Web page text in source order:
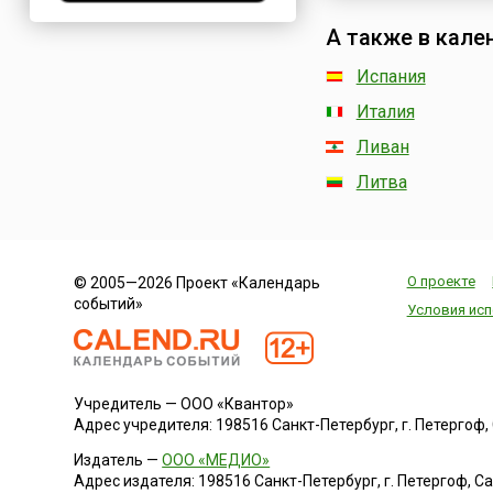
Нигерия
Перу
Португалия
США
Саудовская Аравия
Сербия
прославляют Бога и
неизвестных,
ноября.Его
берет свои истоки
чествований
11 веке кроме
«Все Освящающи...
А также в
Испания
Италия
Ливан
Литва
© 2005—2026 Проект «Календарь
событий»
О проекте
Условия
Учредитель — ООО «Квантор»
Адрес учредителя: 198516 Санкт-Петербург, г.
Издатель —ООО «МЕДИО»
Адрес издателя: 198516 Санкт-Петербург, г. Петергоф,